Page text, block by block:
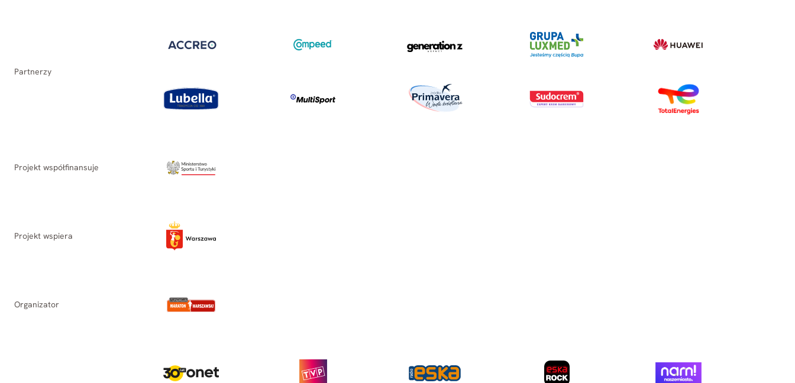
Partnerzy
Projekt współfinansuje
Projekt wspiera
Organizator